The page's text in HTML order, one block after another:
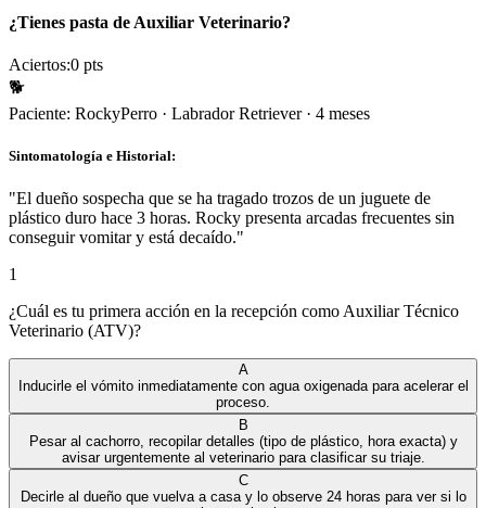
¿Tienes pasta de Auxiliar Veterinario?
Aciertos:0 pts
🐕
Paciente: RockyPerro · Labrador Retriever· 4 meses
Sintomatología e Historial:
"El dueño sospecha que se ha tragado trozos de un juguete de
plástico duro hace 3 horas. Rocky presenta arcadas frecuentes sin
conseguir vomitar y está decaído."
1
¿Cuál es tu primera acción en la recepción como Auxiliar Técnico
Veterinario (ATV)?
A
Inducirle el vómito inmediatamente con agua oxigenada para acelerar el
proceso.
B
Pesar al cachorro, recopilar detalles (tipo de plástico, hora exacta) y
avisar urgentemente al veterinario para clasificar su triaje.
C
Decirle al dueño que vuelva a casa y lo observe 24 horas para ver si lo